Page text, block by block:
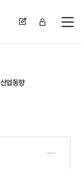
전
산업동향